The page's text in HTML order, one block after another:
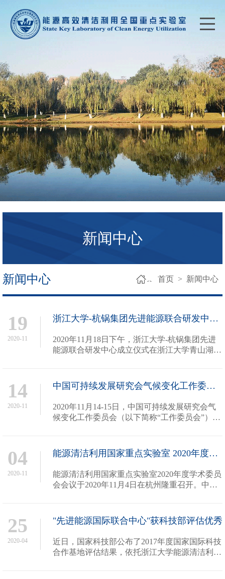
新闻中心
新闻中心 首页 > 新闻中心
19
2020-11
浙江大学-杭锅集团先进能源联合研发中心成立仪式隆重举行
2020年11月18日下午，浙江大学-杭锅集团先进
能源联合研发中心成立仪式在浙江大学青山湖能
集团党委书记、董事长王水福，中...
14
2020-11
中国可持续发展研究会气候变化工作委员会年度会议暨煤电实现碳中和目标路径研讨会...
2020年11月14-15日，中国可持续发展研究会气
候变化工作委员会（以下简称“工作委员会”）在
浙江大学岑可法院士、火箭军后...
04
2020-11
能源清洁利用国家重点实验室 2020年度学术委员会会议顺利召开
能源清洁利用国家重点实验室2020年度学术委员
会会议于2020年11月4日在杭州隆重召开。中国
安交通大学郭烈锦院士、南京航空...
25
2020-04
"先进能源国际联合中心"获科技部评估优秀
近日，国家科技部公布了2017年度国家国际科技
合作基地评估结果，依托浙江大学能源清洁利用